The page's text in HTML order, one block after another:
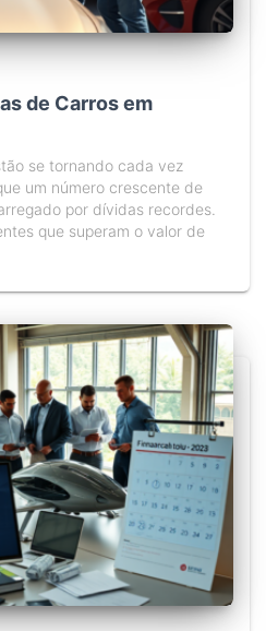
de Carros em
se tornando cada vez
um número crescente de
por dívidas recordes.
que superam o valor de